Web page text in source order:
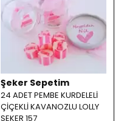
Şeker Sepetim
24 ADET PEMBE KURDELELİ
ÇİÇEKLİ KAVANOZLU LOLLY
ŞEKER 157